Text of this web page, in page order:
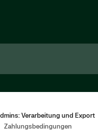
Verarbeitung und Export
Zahlungsbedingungen